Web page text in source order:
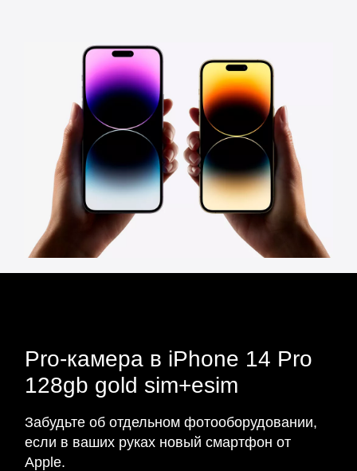
Pro-камера в iPhone 14 Pro
128gb gold sim+esim
Забудьте об отдельном фотооборудовании,
если в ваших руках новый смартфон от
Apple.